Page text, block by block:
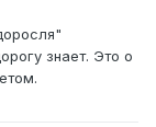
знает. Это о